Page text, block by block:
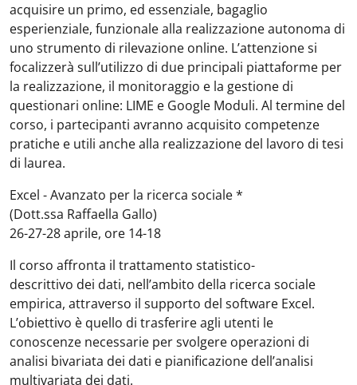
acquisire un primo, ed essenziale, bagaglio
esperienziale, funzionale alla realizzazione autonoma di
uno strumento di rilevazione online. L’attenzione si
focalizzerà sull’utilizzo di due principali piattaforme per
la realizzazione, il monitoraggio e la gestione di
questionari online: LIME e Google Moduli. Al termine del
corso, i partecipanti avranno acquisito competenze
pratiche e utili anche alla realizzazione del lavoro di tesi
di laurea.
Excel - Avanzato per la ricerca sociale*
(Dott.ssa Raffaella Gallo)
26-27-28 aprile, ore 14-18
Il corso affronta il trattamento statistico-
descrittivo dei dati, nell’ambito della ricerca sociale
empirica, attraverso il supporto del software Excel.
L’obiettivo è quello di trasferire agli utenti le
conoscenze necessarie per svolgere operazioni di
analisi bivariata dei dati e pianificazione dell’analisi
multivariata dei dati.